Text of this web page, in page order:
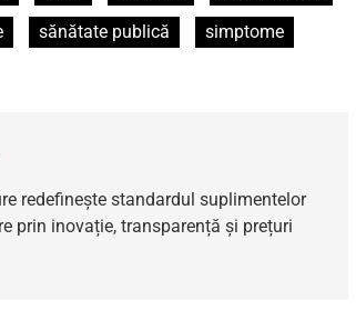
sănătate publică
simptome
redefinește standardul suplimentelor
prin inovație, transparență și prețuri